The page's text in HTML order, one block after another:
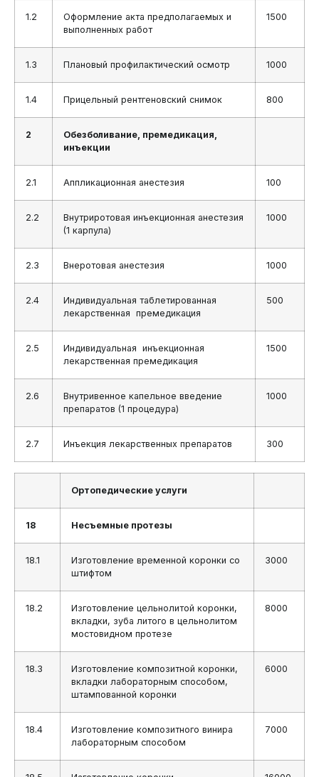
1.2
Оформление акта предполагаемых и
выполненных работ
1500
1.3 Плановый профилактический осмотр 1000
1.4 Прицельный рентгеновский снимок 800
2
Обезболивание, премедикация,
инъекции
2.1 Аппликационная анестезия 100
2.2
Внутриротовая инъекционная анестезия
(1 карпула)
1000
2.3 Внеротовая анестезия 1000
2.4
Индивидуальная таблетированная
лекарственная премедикация
500
2.5
Индивидуальная инъекционная
лекарственная премедикация
1500
2.6
Внутривенное капельное введение
препаратов (1 процедура)
1000
2.7 Инъекция лекарственных препаратов 300
Ортопедические услуги
18 Несъемные протезы
18.1
Изготовление временной коронки со
штифтом
3000
18.2
Изготовление цельнолитой коронки,
вкладки, зуба литого в цельнолитом
мостовидном протезе
8000
18.3
Изготовление композитной коронки,
вкладки лабораторным способом,
штампованной коронки
6000
18.4
Изготовление композитного винира
лабораторным способом
7000